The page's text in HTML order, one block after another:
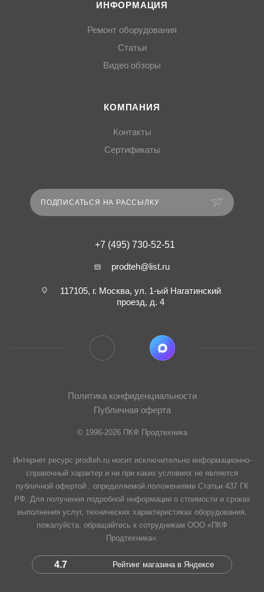
ИНФОРМАЦИЯ
Ремонт оборудования
Статьи
Видео обзоры
КОМПАНИЯ
Контакты
Сертификаты
ПОДПИСАТЬСЯ НА РАССЫЛКУ
+7 (495) 730-52-51
prodteh@list.ru
117105, г. Москва, ул. 1-ый Нагатинский
проезд, д. 4
Политика конфиденциальности
Публичная оферта
© 1996-2026 ПКФ Продтехника
Интернет ресурс prodteh.ru носит исключительно информационно-
справочный характер и ни при каких условиях не является
публичной офертой , определяемой положениями Статьи 437 ГК
РФ. Для получения подробной информации о стоимости и сроках
выполнения услуг, технических характеристиках оборудования,
пожалуйста, обращайтесь к сотрудникам ООО «ПКФ
Продтехника».
4.7 Рейтинг магазина в Яндексе